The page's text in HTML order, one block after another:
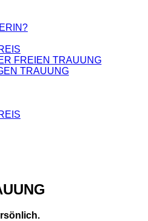
FREIEN TRAUUNG
TRAUUNG